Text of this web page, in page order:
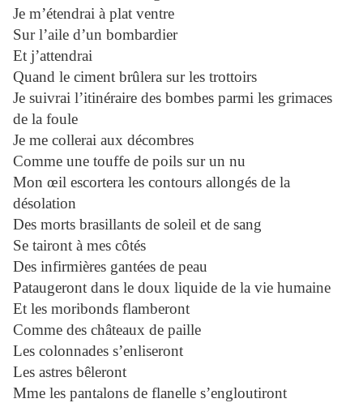
Je m’étendrai à plat ventre
Sur l’aile d’un bombardier
Et j’attendrai
Quand le ciment brûlera sur les trottoirs
Je suivrai l’itinéraire des bombes parmi les grimaces
de la foule
Je me collerai aux décombres
Comme une touffe de poils sur un nu
Mon œil escortera les contours allongés de la
désolation
Des morts brasillants de soleil et de sang
Se tairont à mes côtés
Des infirmières gantées de peau
Pataugeront dans le doux liquide de la vie humaine
Et les moribonds flamberont
Comme des châteaux de paille
Les colonnades s’enliseront
Les astres bêleront
Mme les pantalons de flanelle s’engloutiront